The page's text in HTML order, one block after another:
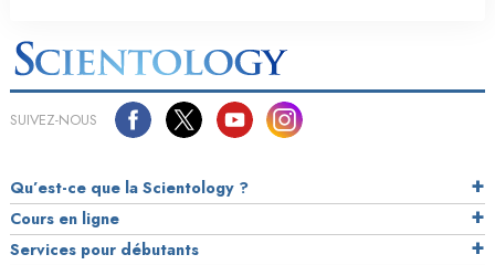
SUIVEZ-NOUS
Qu’est-ce que la Scientology ?
Cours en ligne
Services pour débutants